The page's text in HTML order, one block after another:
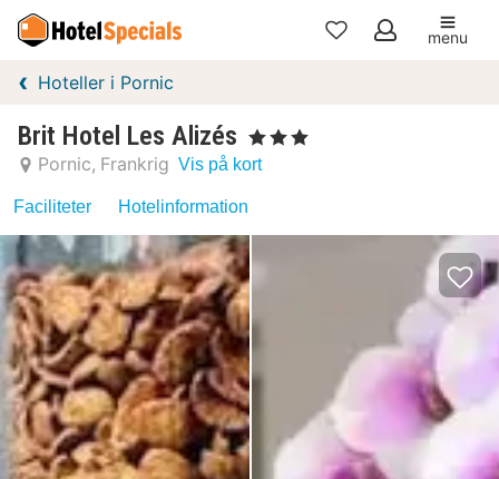
Mine
menu
Hoteller i Pornic
Brit Hotel Les Alizés , 3 Stjerner
Pornic Frankrig Vis på kort
Faciliteter Hotelinformation